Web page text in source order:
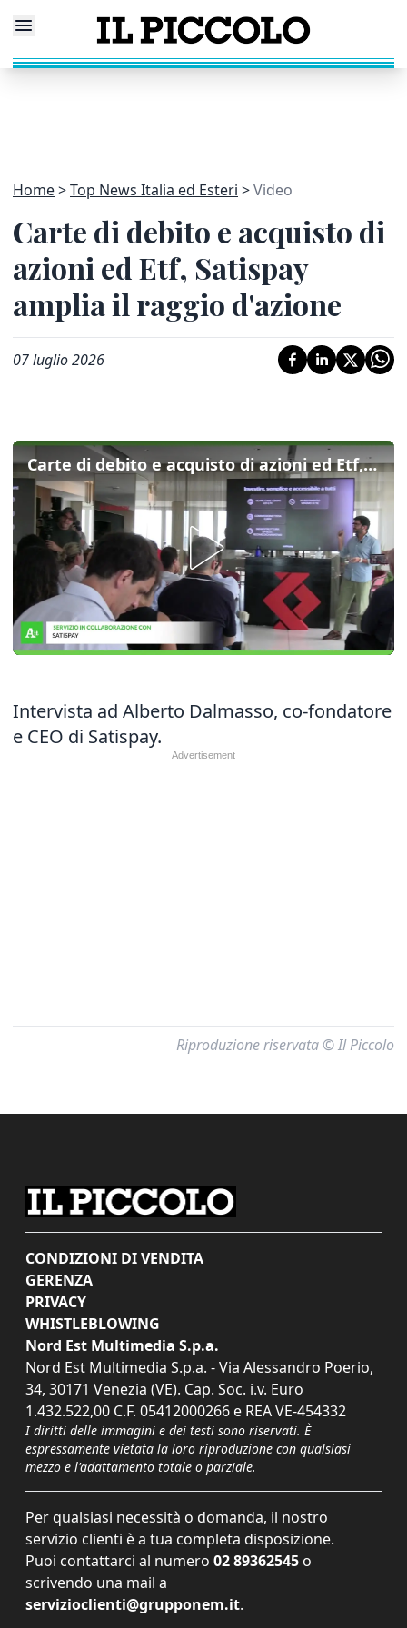
Home Top News Italia ed Esteri Video
Carte di debito e acquisto di
azioni ed Etf, Satispay
amplia il raggio d'azione
07 luglio 2026
Carte di debito e acquisto di azioni ed Etf, Satispay amplia il raggio d'azione
Intervista ad Alberto Dalmasso, co-fondatore
e CEO di Satispay.
Riproduzione riservata © Il Piccolo
CONDIZIONI DI VENDITA
GERENZA
PRIVACY
WHISTLEBLOWING
Nord Est Multimedia S.p.a.
Nord Est Multimedia S.p.a. - Via Alessandro Poerio,
34, 30171 Venezia (VE). Cap. Soc. i.v. Euro
1.432.522,00 C.F. 05412000266 e REA VE-454332
I diritti delle immagini e dei testi sono riservati. È
espressamente vietata la loro riproduzione con qualsiasi
mezzo e l'adattamento totale o parziale.
Per qualsiasi necessità o domanda, il nostro
servizio clienti è a tua completa disposizione.
Puoi contattarci al numero 02 89362545 o
scrivendo una mail a
servizioclienti@grupponem.it.